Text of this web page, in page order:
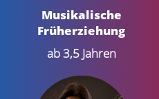
Musikalische
Früherziehung
ab 3,5 Jahren